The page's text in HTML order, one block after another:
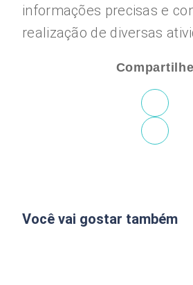
informações precisas e
realização de diversas
Compartilhe
Você vai gostar também